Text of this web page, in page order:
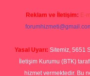
Reklam ve İletişim: E-
Yasal Uyarı: Sitemiz, 5651
İletişim Kurumu (BTK)
hizmet vermektedir. Bu